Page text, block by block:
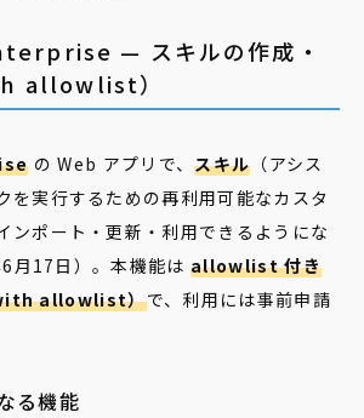
— スキルの作成・
allowlist）
の Web アプリで、スキル （アシス
を実行するための再利用可能なカスタ
ンポート・更新・利用できるようにな
月17日）。本機能はallowlist 付き
with allowlist）で、利用には事前申請
る機能